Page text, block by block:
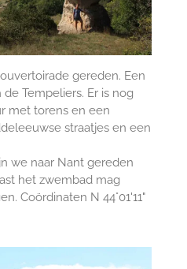
gereden. Een
Tempeliers. Er is nog
met torens en een
straatjes en een
we naar Nant gereden
het zwembad mag
Coördinaten N 44°01'11"